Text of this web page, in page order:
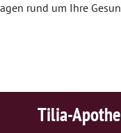
rund um Ihre
Tilia-